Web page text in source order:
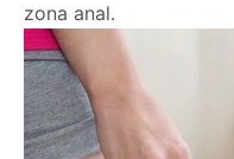
zona anal.